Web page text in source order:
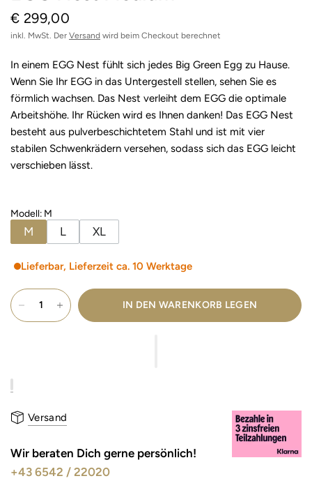
€ 299,00
inkl. MwSt. Der Versand wird beim Checkout berechnet
In einem EGG Nest fühlt sich jedes Big Green Egg zu Hause.
Wenn Sie Ihr EGG in das Untergestell stellen, sehen Sie es
förmlich wachsen. Das Nest verleiht dem EGG die optimale
Arbeitshöhe. Ihr Rücken wird es Ihnen danken! Das EGG Nest
besteht aus pulverbeschichtetem Stahl und ist mit vier
stabilen Schwenkrädern versehen, sodass sich das EGG leicht
verschieben lässt.
Modell: M
M L XL
Lieferbar, Lieferzeit ca. 10 Werktage
IN DEN WARENKORB LEGEN
Versand
Wir beraten Dich gerne persönlich!
+43 6542 / 22020